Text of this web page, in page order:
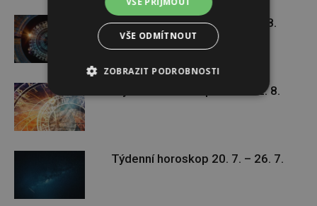
Týdenní horoskop 3. 8. – 9. 8.
Týdenní horoskop 27. 7. – 2. 8.
Týdenní horoskop 20. 7. – 26. 7.
VŠE ODMÍTNOUT
ZOBRAZIT PODROBNOSTI